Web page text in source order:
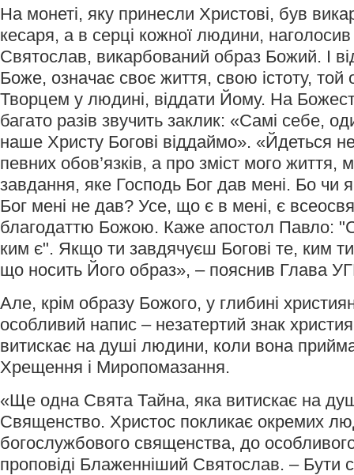
На монеті, яку принесли Христові, був
кесаря, а в серці кожної людини,
Святослав, викарбований образ Божий. І
Боже, означає своє життя, свою істоту, той
Творцем у людині, віддати Йому. На
багато разів звучить заклик: «Самі себе,
наше Христу Богові віддаймо». «Йдеться
певних обов’язків, а про зміст мого життя,
завдання, яке Господь Бог дав мені. Бо чи
Бог мені не дав? Усе, що є в мені, є
благодаттю Божою. Каже апостол Павло:
ким є". Якщо ти завдячуєш Богові те, ким
що носить Його образ», – пояснив Глава
Але, крім образу Божого, у глибині
особливий напис – незатертий знак
витискає на душі людини, коли вона
Хрещення і Миропомазання.
«Ще одна Свята Тайна, яка витискає на
Священство. Христос покликає окремих
богослужбового священства, до
проповіді Блаженніший Святослав. – Бути